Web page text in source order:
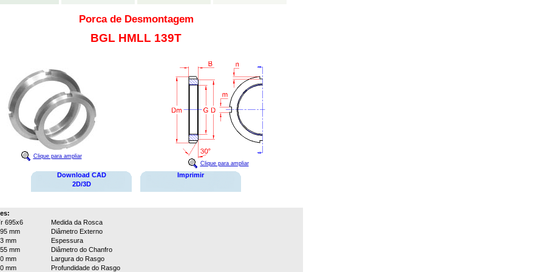
Porca de Desmontagem
BGL HMLL 139T
Clique para ampliar
Clique para ampliar
Download CAD
2D/3D
Imprimir
695x6
Medida da Rosca
mm
Diâmetro Externo
mm
Espessura
mm
Diâmetro do Chanfro
mm
Largura do Rasgo
mm
Profundidade do Rasgo